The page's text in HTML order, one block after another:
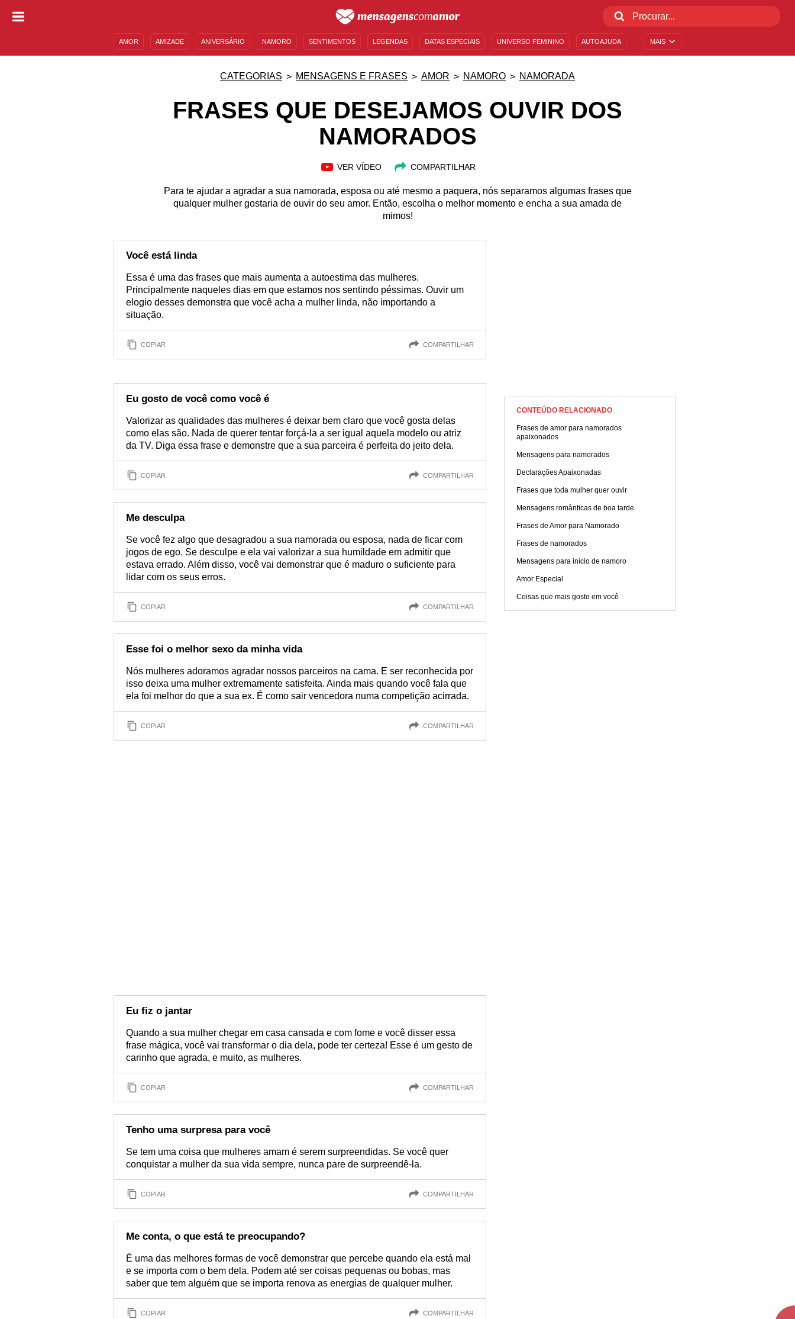
MAIS
AMOR AMIZADE ANIVERSÁRIO NAMORO SENTIMENTOS LEGENDAS DATAS ESPECIAIS UNIVERSO FEMININO AUTOAJUDA
CATEGORIAS MENSAGENS E FRASES AMOR NAMORO NAMORADA
FRASES QUE DESEJAMOS OUVIR DOS
NAMORADOS
VER VÍDEO COMPARTILHAR
Para te ajudar a agradar a sua namorada, esposa ou até mesmo a paquera, nós separamos algumas frases que
qualquer mulher gostaria de ouvir do seu amor. Então, escolha o melhor momento e encha a sua amada de
mimos!
Você está linda
Essa é uma das frases que mais aumenta a autoestima das mulheres.
Principalmente naqueles dias em que estamos nos sentindo péssimas. Ouvir um
elogio desses demonstra que você acha a mulher linda, não importando a
situação.
COPIAR COMPARTILHAR
Eu gosto de você como você é
Valorizar as qualidades das mulheres é deixar bem claro que você gosta delas
como elas são. Nada de querer tentar forçá-la a ser igual aquela modelo ou atriz
da TV. Diga essa frase e demonstre que a sua parceira é perfeita do jeito dela.
COPIAR COMPARTILHAR
Me desculpa
Se você fez algo que desagradou a sua namorada ou esposa, nada de ficar com
jogos de ego. Se desculpe e ela vai valorizar a sua humildade em admitir que
estava errado. Além disso, você vai demonstrar que é maduro o suficiente para
lidar com os seus erros.
COPIAR COMPARTILHAR
Esse foi o melhor sexo da minha vida
Nós mulheres adoramos agradar nossos parceiros na cama. E ser reconhecida por
isso deixa uma mulher extremamente satisfeita. Ainda mais quando você fala que
ela foi melhor do que a sua ex. É como sair vencedora numa competição acirrada.
COPIAR COMPARTILHAR
Eu fiz o jantar
Quando a sua mulher chegar em casa cansada e com fome e você disser essa
frase mágica, você vai transformar o dia dela, pode ter certeza! Esse é um gesto de
carinho que agrada, e muito, as mulheres.
COPIAR COMPARTILHAR
Tenho uma surpresa para você
Se tem uma coisa que mulheres amam é serem surpreendidas. Se você quer
conquistar a mulher da sua vida sempre, nunca pare de surpreendê-la.
COPIAR COMPARTILHAR
Me conta, o que está te preocupando?
É uma das melhores formas de você demonstrar que percebe quando ela está mal
e se importa com o bem dela. Podem até ser coisas pequenas ou bobas, mas
saber que tem alguém que se importa renova as energias de qualquer mulher.
COPIAR COMPARTILHAR
CONTEÚDO RELACIONADO
Frases de amor para namorados
apaixonados
Mensagens para namorados
Declarações Apaixonadas
Frases que toda mulher quer ouvir
Mensagens românticas de boa tarde
Frases de Amor para Namorado
Frases de namorados
Mensagens para início de namoro
Amor Especial
Coisas que mais gosto em você